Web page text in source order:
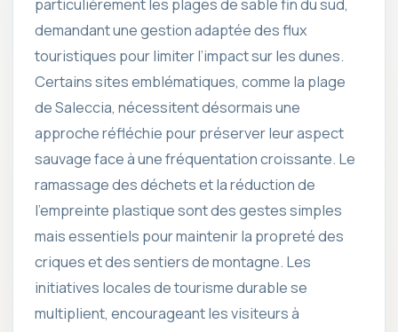
particulièrement les plages de sable fin du sud,
demandant une gestion adaptée des flux
touristiques pour limiter l’impact sur les dunes.
Certains sites emblématiques, comme la plage
de Saleccia, nécessitent désormais une
approche réfléchie pour préserver leur aspect
sauvage face à une fréquentation croissante. Le
ramassage des déchets et la réduction de
l’empreinte plastique sont des gestes simples
mais essentiels pour maintenir la propreté des
criques et des sentiers de montagne. Les
initiatives locales de tourisme durable se
multiplient, encourageant les visiteurs à